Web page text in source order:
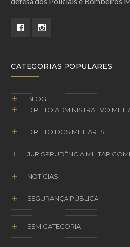
CATEGORIAS POPULARES
BLOG
DIREITO ADMINISTRATIVO
DIREITO DOS MILITARES
JURISPRUDÊNCIA MILITAR
NOTÍCIAS
SEGURANÇA PÚBLICA
SEM CATEGORIA